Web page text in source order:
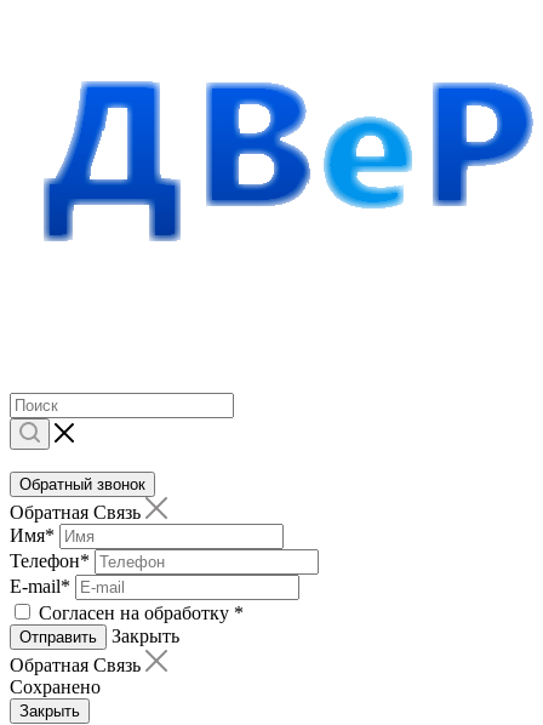
Обратный звонок
Обратная Связь
Имя*
Телефон*
E-mail*
Согласен на обработку *
Отправить
Закрыть
Обратная Связь
Сохранено
Закрыть